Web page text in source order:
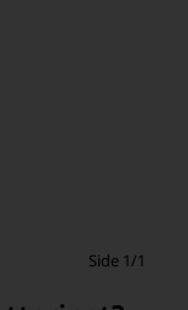
Side 1/1